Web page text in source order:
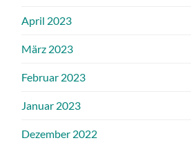
April 2023
März 2023
Februar 2023
Januar 2023
Dezember 2022